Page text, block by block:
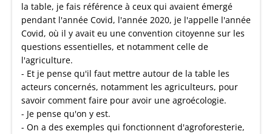
la table, je fais référence à ceux qui avaient émergé
pendant l'année Covid, l'année 2020, je l'appelle l'année
Covid, où il y avait eu une convention citoyenne sur les
questions essentielles, et notamment celle de
l'agriculture.
- Et je pense qu'il faut mettre autour de la table les
acteurs concernés, notamment les agriculteurs, pour
savoir comment faire pour avoir une agroécologie.
- Je pense qu'on y est.
- On a des exemples qui fonctionnent d'agroforesterie,